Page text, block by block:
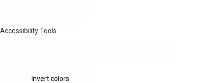
Accessibility Tools
Invert colors